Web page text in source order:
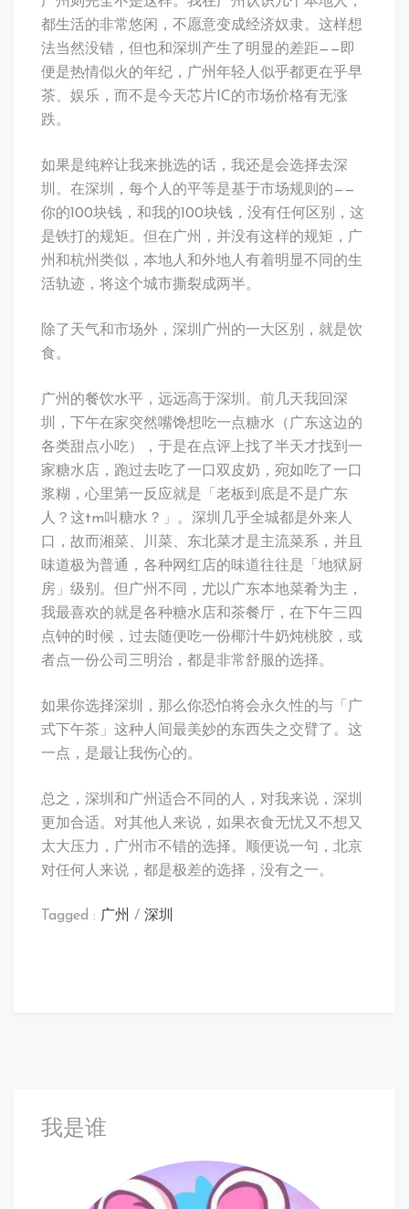
都生活的非常悠闲，不愿意变成经济奴隶。这样想
法当然没错，但也和深圳产生了明显的差距——即
便是热情似火的年纪，广州年轻人似乎都更在乎早
茶、娱乐，而不是今天芯片IC的市场价格有无涨
跌。
如果是纯粹让我来挑选的话，我还是会选择去深
圳。在深圳，每个人的平等是基于市场规则的——
你的100块钱，和我的100块钱，没有任何区别，这
是铁打的规矩。但在广州，并没有这样的规矩，广
州和杭州类似，本地人和外地人有着明显不同的生
活轨迹，将这个城市撕裂成两半。
除了天气和市场外，深圳广州的一大区别，就是饮
食。
广州的餐饮水平，远远高于深圳。前几天我回深
圳，下午在家突然嘴馋想吃一点糖水（广东这边的
各类甜点小吃），于是在点评上找了半天才找到一
家糖水店，跑过去吃了一口双皮奶，宛如吃了一口
浆糊，心里第一反应就是「老板到底是不是广东
人？这tm叫糖水？」。深圳几乎全城都是外来人
口，故而湘菜、川菜、东北菜才是主流菜系，并且
味道极为普通，各种网红店的味道往往是「地狱厨
房」级别。但广州不同，尤以广东本地菜肴为主，
我最喜欢的就是各种糖水店和茶餐厅，在下午三四
点钟的时候，过去随便吃一份椰汁牛奶炖桃胶，或
者点一份公司三明治，都是非常舒服的选择。
如果你选择深圳，那么你恐怕将会永久性的与「广
式下午茶」这种人间最美妙的东西失之交臂了。这
一点，是最让我伤心的。
总之，深圳和广州适合不同的人，对我来说，深圳
更加合适。对其他人来说，如果衣食无忧又不想又
太大压力，广州市不错的选择。顺便说一句，北京
对任何人来说，都是极差的选择，没有之一。
Tagged : 广州 / 深圳
我是谁